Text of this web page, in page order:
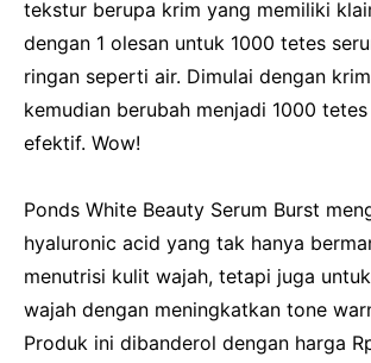
tekstur berupa krim yang memiliki
dengan 1 olesan untuk 1000 tetes
ringan seperti air. Dimulai dengan
kemudian berubah menjadi 1000
efektif. Wow!
Ponds White Beauty Serum Burst
hyaluronic acid yang tak hanya
menutrisi kulit wajah, tetapi juga
wajah dengan meningkatkan tone
Produk ini dibanderol dengan harga